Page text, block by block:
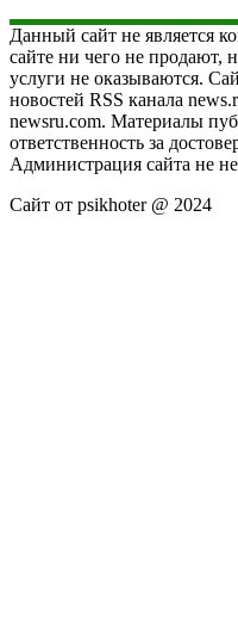
Данный сайт не является
сайте ни чего не продают,
услуги не оказываются.
новостей RSS канала
newsru.com. Материалы
ответственность за
Администрация сайта не
Сайт от psikhoter @ 2024